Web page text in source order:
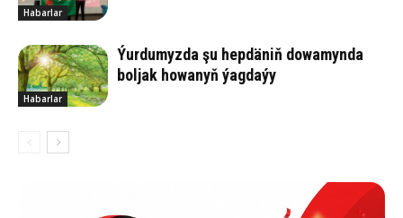
Habarlar
Habarlar
Ýurdumyzda şu hepdäniň dowamynda
boljak howanyň ýagdaýy